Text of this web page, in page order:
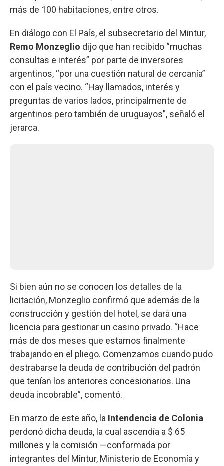
más de 100 habitaciones, entre otros.
En diálogo con El País, el subsecretario del Mintur,
Remo Monzeglio dijo que han recibido “muchas
consultas e interés” por parte de inversores
argentinos, “por una cuestión natural de cercanía”
con el país vecino. “Hay llamados, interés y
preguntas de varios lados, principalmente de
argentinos pero también de uruguayos”, señaló el
jerarca.
Si bien aún no se conocen los detalles de la
licitación, Monzeglio confirmó que además de la
construcción y gestión del hotel, se dará una
licencia para gestionar un casino privado. “Hace
más de dos meses que estamos finalmente
trabajando en el pliego. Comenzamos cuando pudo
destrabarse la deuda de contribución del padrón
que tenían los anteriores concesionarios. Una
deuda incobrable”, comentó.
En marzo de este año, la Intendencia de Colonia
perdonó dicha deuda, la cual ascendía a $ 65
millones y la comisión —conformada por
integrantes del Mintur, Ministerio de Economía y